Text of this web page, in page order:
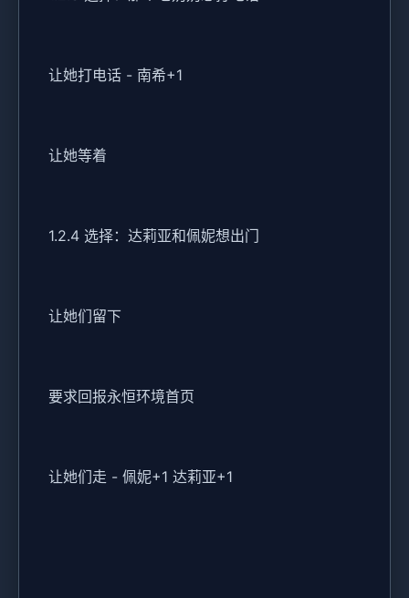
让她打电话 - 南希+1
让她等着
1.2.4 选择：达莉亚和佩妮想出门
让她们留下
要求回报永恒环境首页
让她们走 - 佩妮+1 达莉亚+1